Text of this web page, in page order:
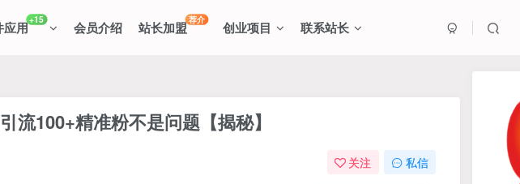
应用+15 会员介绍 站长加盟荐介 创业项目 联系站长
流100+精准粉不是问题【揭秘】
关注 私信
TOP1